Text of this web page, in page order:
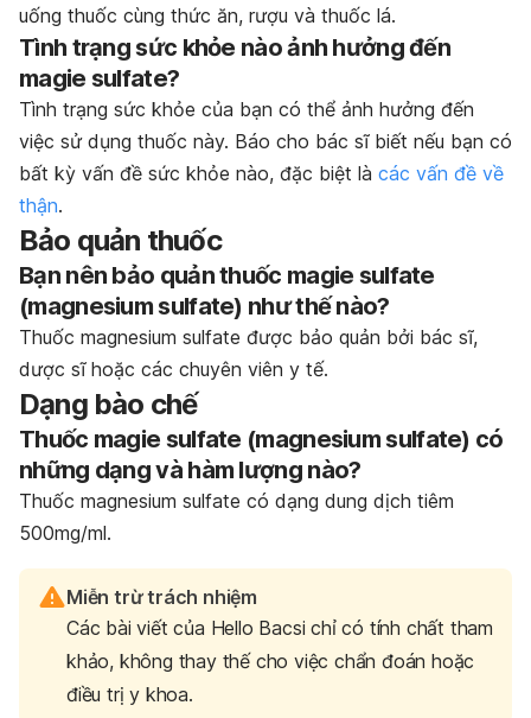
uống thuốc cùng thức ăn, rượu và thuốc lá.
Tình trạng sức khỏe nào ảnh hưởng đến
magie sulfate?
Tình trạng sức khỏe của bạn có thể ảnh hưởng đến
việc sử dụng thuốc này. Báo cho bác sĩ biết nếu bạn có
bất kỳ vấn đề sức khỏe nào, đặc biệt là các vấn đề về
thận.
Bảo quản thuốc
Bạn nên bảo quản thuốc magie sulfate
(magnesium sulfate) như thế nào?
Thuốc magnesium sulfate được bảo quản bởi bác sĩ,
dược sĩ hoặc các chuyên viên y tế.
Dạng bào chế
Thuốc magie sulfate (magnesium sulfate) có
những dạng và hàm lượng nào?
Thuốc magnesium sulfate có dạng dung dịch tiêm
500mg/ml.
Miễn trừ trách nhiệm
Các bài viết của Hello Bacsi chỉ có tính chất tham
khảo, không thay thế cho việc chẩn đoán hoặc
điều trị y khoa.